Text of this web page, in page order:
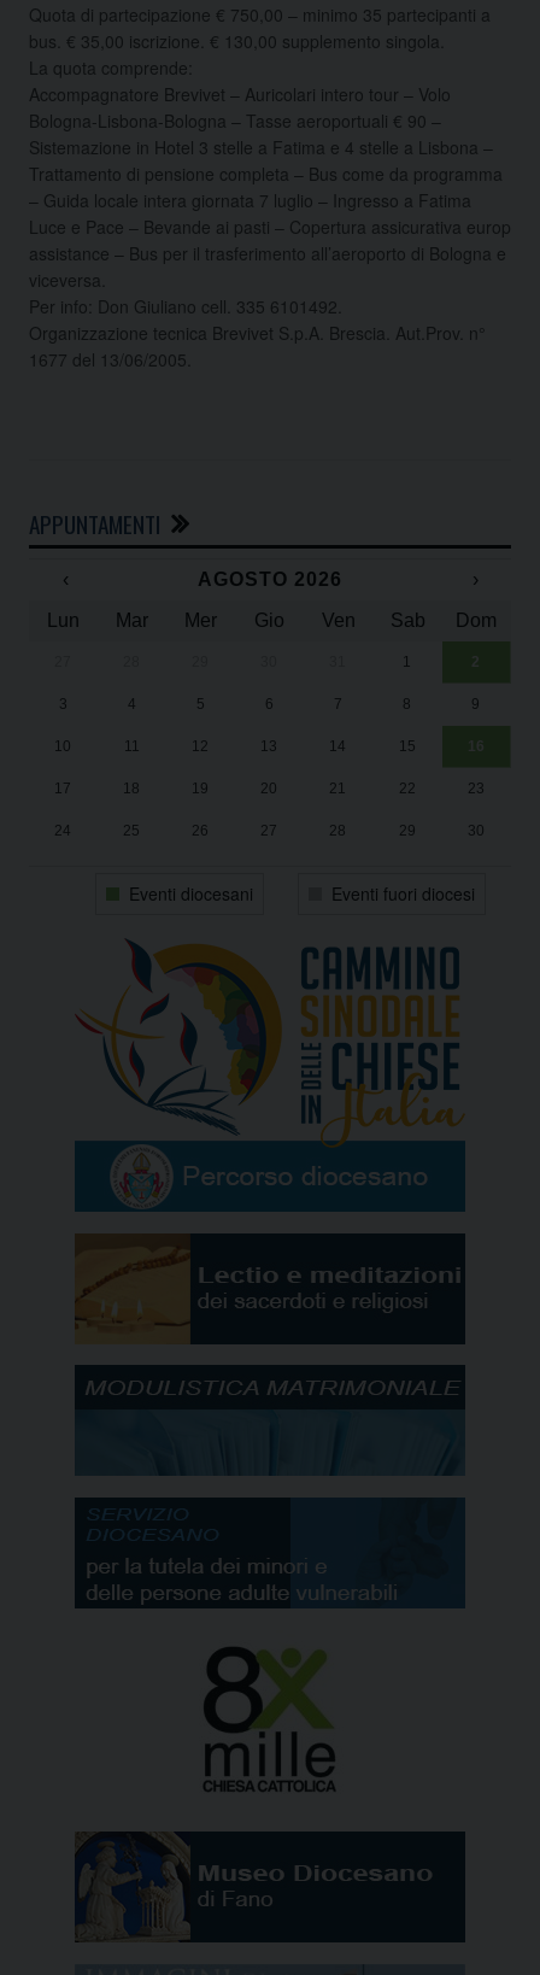
Quota di partecipazione € 750,00 – minimo 35 partecipanti a
bus. € 35,00 iscrizione. € 130,00 supplemento singola.
La quota comprende:
Accompagnatore Brevivet – Auricolari intero tour – Volo
Bologna-Lisbona-Bologna – Tasse aeroportuali € 90 –
Sistemazione in Hotel 3 stelle a Fatima e 4 stelle a Lisbona –
Trattamento di pensione completa – Bus come da programma
– Guida locale intera giornata 7 luglio – Ingresso a Fatima
Luce e Pace – Bevande ai pasti – Copertura assicurativa europ
assistance – Bus per il trasferimento all’aeroporto di Bologna e
viceversa.
Per info: Don Giuliano cell. 335 6101492.
Organizzazione tecnica Brevivet S.p.A. Brescia. Aut.Prov. n°
1677 del 13/06/2005.
APPUNTAMENTI
‹ AGOSTO 2026
›
Lun
Mar Mer Gio Ven Sab Dom
1 2
3 4 5 6 7 8 9
10 11 12 13 14 15 16
17 18 19 20 21 22 23
24 25 26 27 28 29 30
Eventi diocesani Eventi fuori diocesi